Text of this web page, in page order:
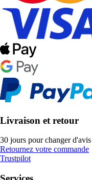
Livraison et retour
30 jours pour changer d'avis
Retournez votre commande
Trustpilot